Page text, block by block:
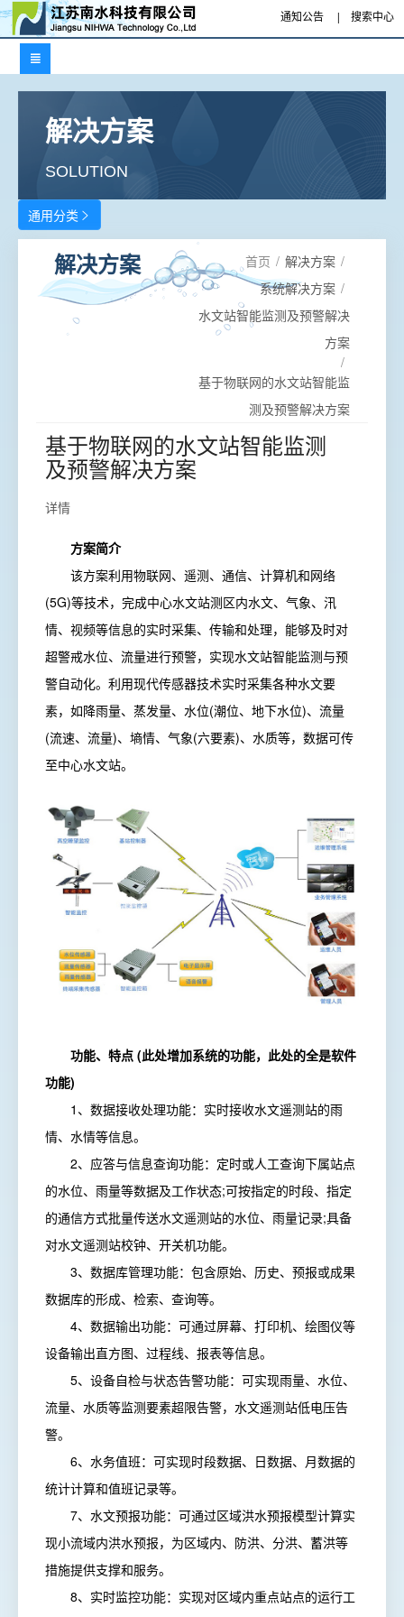
通知公告 | 搜索中心

解决方案
SOLUTION
通用分类 
解决方案 首页 / 解决方案 /
系统解决方案 /
水文站智能监测及预警解决
方案
/
基于物联网的水文站智能监
测及预警解决方案
基于物联网的水文站智能监测
及预警解决方案
详情
方案简介
该方案利用物联网、遥测、通信、计算机和网络
(5G)等技术，完成中心水文站测区内水文、气象、汛
情、视频等信息的实时采集、传输和处理，能够及时对
超警戒水位、流量进行预警，实现水文站智能监测与预
警自动化。利用现代传感器技术实时采集各种水文要
素，如降雨量、蒸发量、水位(潮位、地下水位)、流量
(流速、流量)、墒情、气象(六要素)、水质等，数据可传
至中心水文站。
功能、特点 (此处增加系统的功能，此处的全是软件
功能)
1、数据接收处理功能：实时接收水文遥测站的雨
情、水情等信息。
2、应答与信息查询功能：定时或人工查询下属站点
的水位、雨量等数据及工作状态;可按指定的时段、指定
的通信方式批量传送水文遥测站的水位、雨量记录;具备
对水文遥测站校钟、开关机功能。
3、数据库管理功能：包含原始、历史、预报或成果
数据库的形成、检索、查询等。
4、数据输出功能：可通过屏幕、打印机、绘图仪等
设备输出直方图、过程线、报表等信息。
5、设备自检与状态告警功能：可实现雨量、水位、
流量、水质等监测要素超限告警，水文遥测站低电压告
警。
6、水务值班：可实现时段数据、日数据、月数据的
统计计算和值班记录等。
7、水文预报功能：可通过区域洪水预报模型计算实
现小流域内洪水预报，为区域内、防洪、分洪、蓄洪等
措施提供支撑和服务。
8、实时监控功能：实现对区域内重点站点的运行工